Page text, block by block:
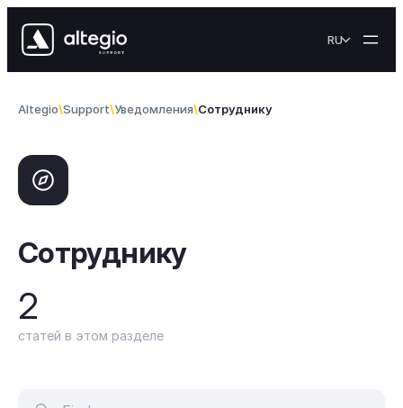
RU
Altegio Support Уведомления Сотруднику
Сотруднику
2
статей в этом разделе